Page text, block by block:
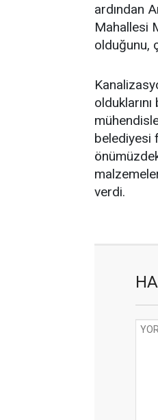
ardından
Mahallesi
olduğunu,
belediyesi
verdi.